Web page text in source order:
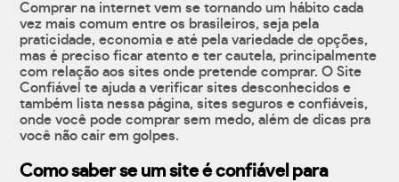
Comprar na internet vem se tornando um hábito cada
vez mais comum entre os brasileiros, seja pela
praticidade, economia e até pela variedade de opções,
mas é preciso ficar atento e ter cautela, principalmente
com relação aos sites onde pretende comprar. O Site
Confiável te ajuda a verificar sites desconhecidos e
também lista nessa página, sites seguros e confiáveis,
onde você pode comprar sem medo, além de dicas pra
você não cair em golpes.
Como saber se um site é confiável para